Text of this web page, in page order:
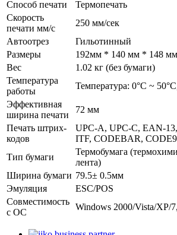
Способ печати
Термопечать
Скорость
печати мм/с
250 мм/сек
Автоотрез
Гильотинный
Размеры
192мм * 140 мм * 148
Вес
1.02 кг (без бумаги)
Температура
работы
Температура: 0°C ~
Эффективная
ширина печати
72 мм
Печать штрих-
кодов
UPC-A, UPC-C, EAN-
ITF, CODEBAR,
Тип бумаги
Термобумага
лента)
Ширина бумаги 79.5± 0.5мм
Эмуляция
ESC/POS
Совместимость
с ОС
Windows 2000/Vista/XP/